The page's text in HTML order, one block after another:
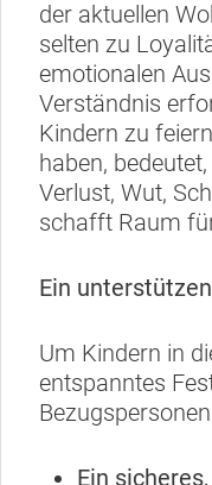
der aktuellen
selten zu
emotionalen
Verständnis
Kindern zu
haben,
Verlust, Wut,
schafft Raum
Ein
Um Kindern in
entspanntes
Ein